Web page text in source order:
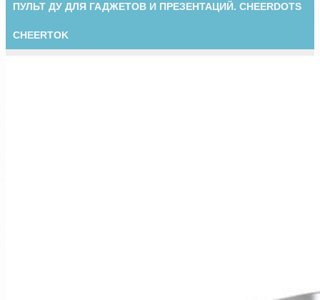
ПУЛЬТ ДУ ДЛЯ ГАДЖЕТОВ И ПРЕЗЕНТАЦИЙ. CHEERDOTS
CHEERTOK